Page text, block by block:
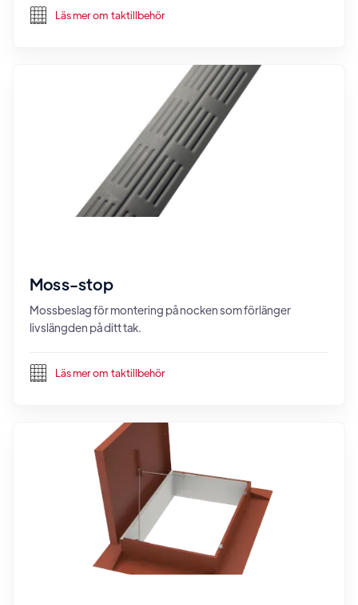
Läs mer om taktillbehör
Moss-stop
Mossbeslag för montering på nocken som förlänger
livslängden på ditt tak.
Läs mer om taktillbehör